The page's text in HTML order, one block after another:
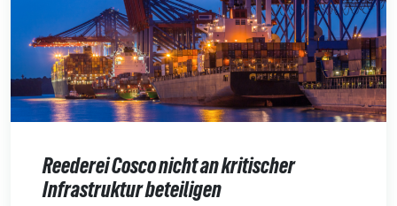
Reederei Cosco nicht an kritischer
Infrastruktur beteiligen